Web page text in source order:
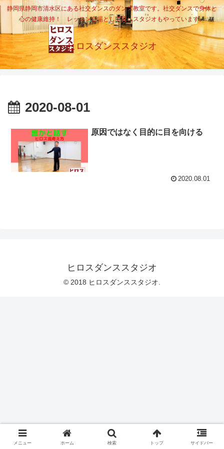
静岡県静岡市清水区にある社交ダンスのダンス教室です。社交ダンスで身体と
心の健康維持！ レッスン会場として貸しスタジオもやっています。
ヒロスダンススタジオ
2020-08-01
原因ではなく目的に目を向ける
2020.08.01
ヒロスダンススタジオ
© 2018 ヒロスダンススタジオ.
メニュー ホーム 検索 トップ サイドバー